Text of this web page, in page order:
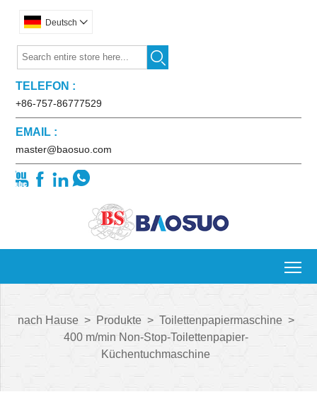
Deutsch 

TELEFON :
+86-757-86777529
EMAIL :
master@baosuo.com
   
nach Hause > Produkte > Toilettenpapiermaschine >
400 m/min Non-Stop-Toilettenpapier-
Küchentuchmaschine